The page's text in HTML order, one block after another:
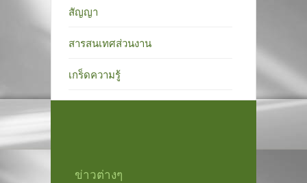
สัญญา
สารสนเทศส่วนงาน
เกร็ดความรู้
ข่าวต่างๆ